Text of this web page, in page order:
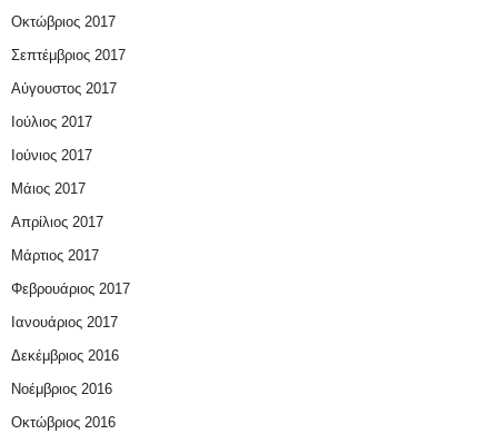
Οκτώβριος 2017
Σεπτέμβριος 2017
Αύγουστος 2017
Ιούλιος 2017
Ιούνιος 2017
Μάιος 2017
Απρίλιος 2017
Μάρτιος 2017
Φεβρουάριος 2017
Ιανουάριος 2017
Δεκέμβριος 2016
Νοέμβριος 2016
Οκτώβριος 2016